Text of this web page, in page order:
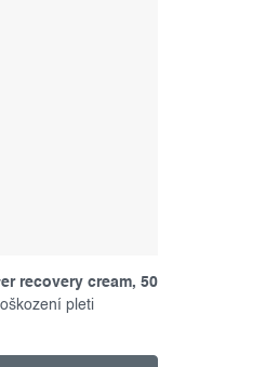
recovery cream, 50
pleti